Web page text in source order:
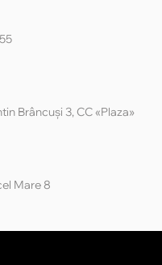
Brâncuși 3, CC «Plaza»
Mare 8